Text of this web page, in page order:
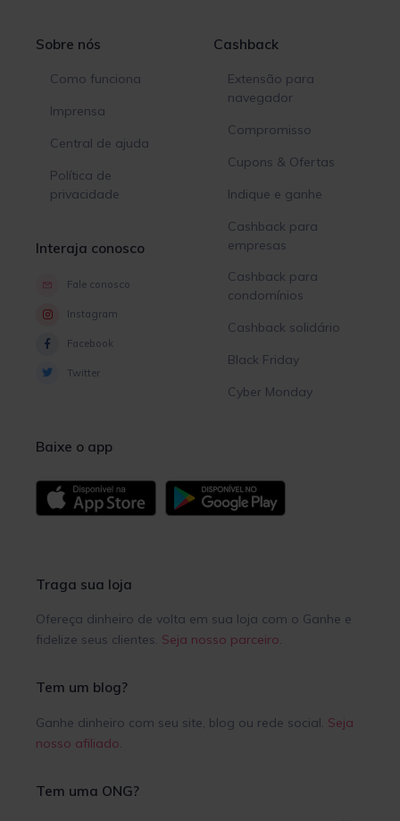
Sobre nós
Como funciona
Imprensa
Central de ajuda
Política de
privacidade
Interaja conosco
Fale conosco
Instagram
Facebook
Twitter
Cashback
Extensão para
navegador
Compromisso
Cupons & Ofertas
Indique e ganhe
Cashback para
empresas
Cashback para
condomínios
Cashback solidário
Black Friday
Cyber Monday
Baixe o app
Traga sua loja
Ofereça dinheiro de volta em sua loja com o Ganhe e
fidelize seus clientes. Seja nosso parceiro.
Tem um blog?
Ganhe dinheiro com seu site, blog ou rede social. Seja
nosso afiliado.
Tem uma ONG?